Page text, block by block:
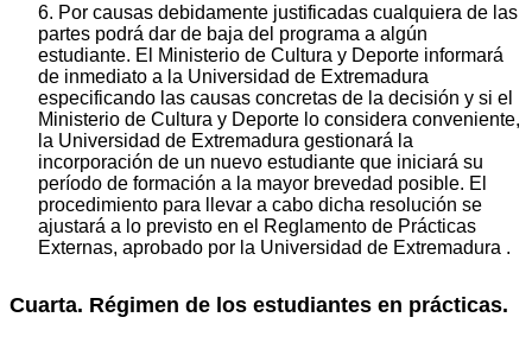
6. Por causas debidamente justificadas cualquiera de las
partes podrá dar de baja del programa a algún
estudiante. El Ministerio de Cultura y Deporte informará
de inmediato a la Universidad de Extremadura
especificando las causas concretas de la decisión y si el
Ministerio de Cultura y Deporte lo considera conveniente,
la Universidad de Extremadura gestionará la
incorporación de un nuevo estudiante que iniciará su
período de formación a la mayor brevedad posible. El
procedimiento para llevar a cabo dicha resolución se
ajustará a lo previsto en el Reglamento de Prácticas
Externas, aprobado por la Universidad de Extremadura .
Cuarta. Régimen de los estudiantes en prácticas.